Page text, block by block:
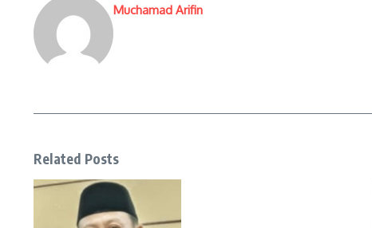
Muchamad Arifin
Related Posts